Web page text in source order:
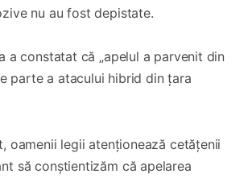
nu au fost depistate.
a constatat că „apelul a parvenit din
parte a atacului hibrid din țara
oamenii legii atenționează cetățenii
să conștientizăm că apelarea